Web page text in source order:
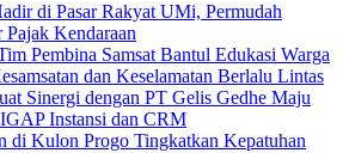
di Pasar Rakyat UMi, Permudah
Pajak Kendaraan
Pembina Samsat Bantul Edukasi Warga
dan Keselamatan Berlalu Lintas
Sinergi dengan PT Gelis Gedhe Maju
Instansi dan CRM
di Kulon Progo Tingkatkan Kepatuhan